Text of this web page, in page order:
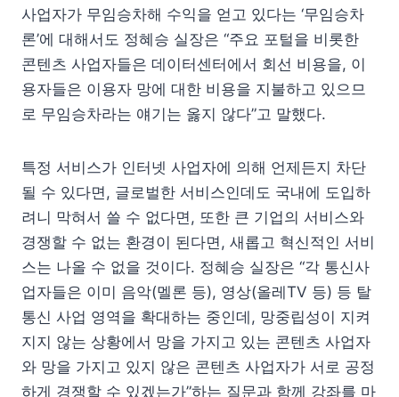
사업자가 무임승차해 수익을 얻고 있다는 ‘무임승차
론’에 대해서도 정혜승 실장은 “주요 포털을 비롯한
콘텐츠 사업자들은 데이터센터에서 회선 비용을, 이
용자들은 이용자 망에 대한 비용을 지불하고 있으므
로 무임승차라는 얘기는 옳지 않다”고 말했다.
특정 서비스가 인터넷 사업자에 의해 언제든지 차단
될 수 있다면, 글로벌한 서비스인데도 국내에 도입하
려니 막혀서 쓸 수 없다면, 또한 큰 기업의 서비스와
경쟁할 수 없는 환경이 된다면, 새롭고 혁신적인 서비
스는 나올 수 없을 것이다. 정혜승 실장은 “각 통신사
업자들은 이미 음악(멜론 등), 영상(올레TV 등) 등 탈
통신 사업 영역을 확대하는 중인데, 망중립성이 지켜
지지 않는 상황에서 망을 가지고 있는 콘텐츠 사업자
와 망을 가지고 있지 않은 콘텐츠 사업자가 서로 공정
하게 경쟁할 수 있겠는가”하는 질문과 함께 강좌를 마